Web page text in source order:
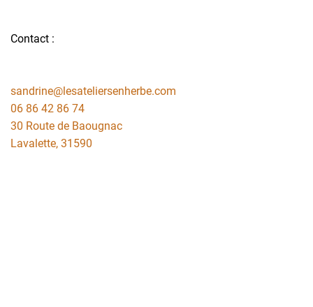
Contact :
sandrine@lesateliersenherbe.com
06 86 42 86 74
30 Route de Baougnac
Lavalette, 31590